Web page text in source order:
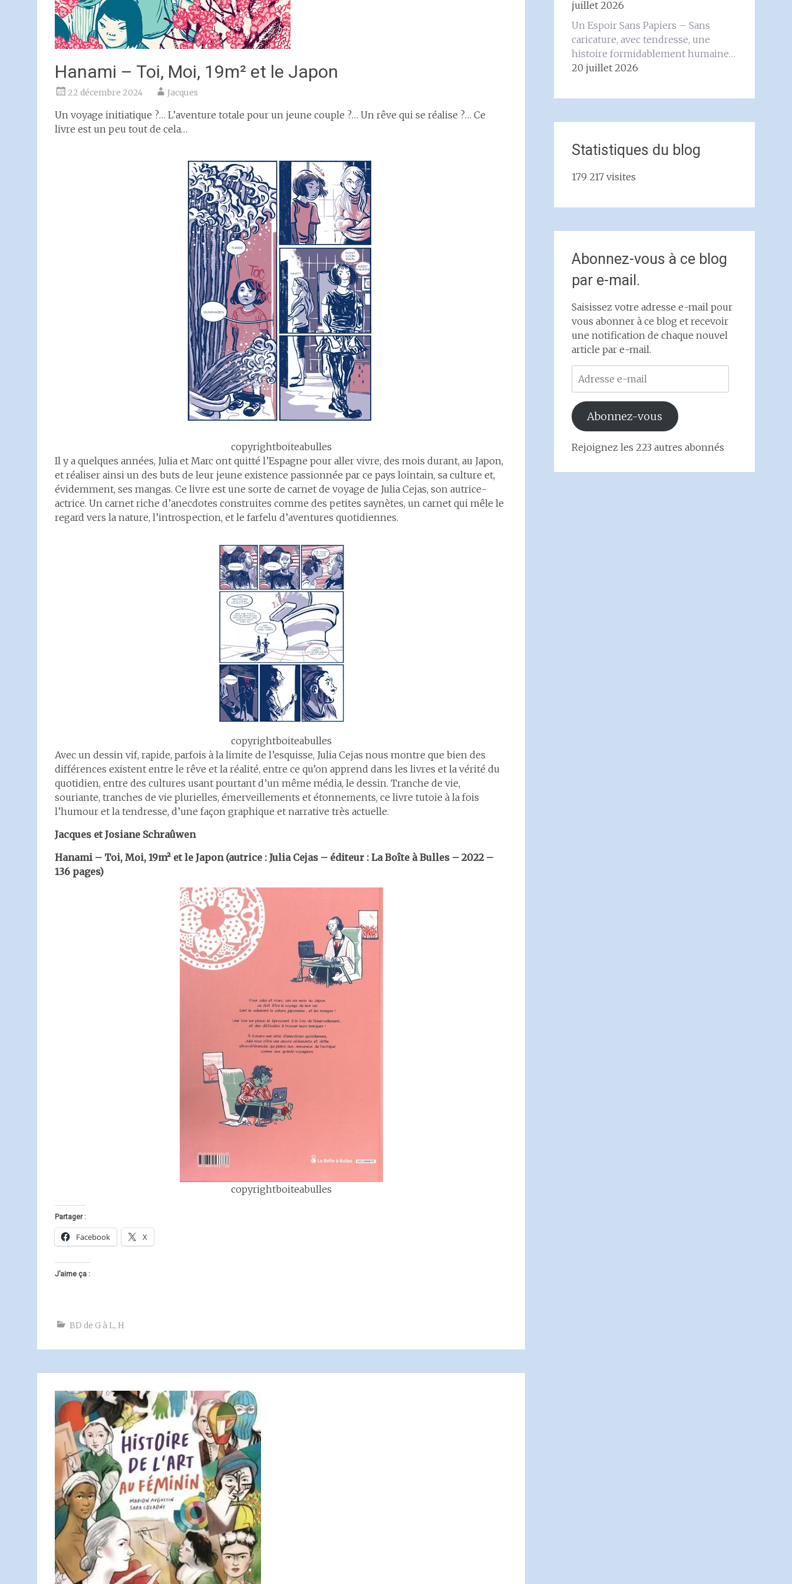
Hanami – Toi, Moi, 19m² et le Japon
22 décembre 2024 Jacques
Un voyage initiatique ?… L’aventure totale pour un jeune couple ?… Un rêve qui se réalise ?… Ce
livre est un peu tout de cela…
copyrightboiteabulles
Il y a quelques années, Julia et Marc ont quitté l’Espagne pour aller vivre, des mois durant, au Japon,
et réaliser ainsi un des buts de leur jeune existence passionnée par ce pays lointain, sa culture et,
évidemment, ses mangas. Ce livre est une sorte de carnet de voyage de Julia Cejas, son autrice-
actrice. Un carnet riche d’anecdotes construites comme des petites saynètes, un carnet qui mêle le
regard vers la nature, l’introspection, et le farfelu d’aventures quotidiennes.
copyrightboiteabulles
Avec un dessin vif, rapide, parfois à la limite de l’esquisse, Julia Cejas nous montre que bien des
différences existent entre le rêve et la réalité, entre ce qu’on apprend dans les livres et la vérité du
quotidien, entre des cultures usant pourtant d’un même média, le dessin. Tranche de vie,
souriante, tranches de vie plurielles, émerveillements et étonnements, ce livre tutoie à la fois
l’humour et la tendresse, d’une façon graphique et narrative très actuelle.
Jacques et Josiane Schraûwen
Hanami – Toi, Moi, 19m² et le Japon (autrice : Julia Cejas – éditeur : La Boîte à Bulles – 2022 –
136 pages)
copyrightboiteabulles
Partager :
Facebook X
J’aime ça :
BD de G à L, H
juillet 2026
Un Espoir Sans Papiers – Sans
caricature, avec tendresse, une
histoire formidablement humaine…
20 juillet 2026
Statistiques du blog
179 217 visites
Abonnez-vous à ce blog
par e-mail.
Saisissez votre adresse e-mail pour
vous abonner à ce blog et recevoir
une notification de chaque nouvel
article par e-mail.
Adresse
e-
mail
Abonnez-vous
Rejoignez les 223 autres abonnés